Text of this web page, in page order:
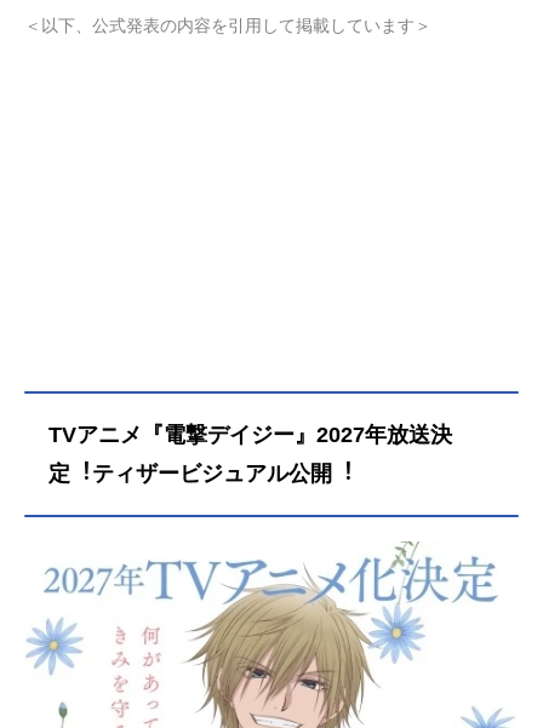
＜以下、公式発表の内容を引用して掲載しています＞
TVアニメ『電撃デイジー』2027年放送決
定︕ティザービジュアル公開︕